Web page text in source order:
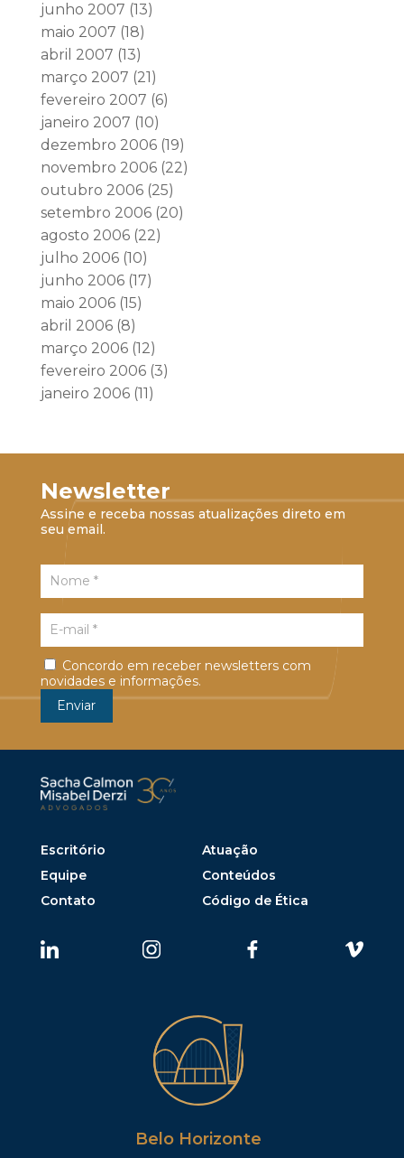
junho 2007 (13)
maio 2007 (18)
abril 2007 (13)
março 2007 (21)
fevereiro 2007 (6)
janeiro 2007 (10)
dezembro 2006(19)
novembro 2006(22)
outubro 2006(25)
setembro 2006(20)
agosto 2006(22)
julho 2006(10)
junho 2006(17)
maio 2006(15)
abril 2006(8)
março 2006(12)
fevereiro 2006(3)
janeiro 2006(11)
Newsletter
Assine e receba nossas atualizações direto em
seu email.
Concordo em receber newsletters com
novidades e informações.
Escritório
Atuação
Equipe
Conteúdos
Contato
Código de Ética
Belo Horizonte